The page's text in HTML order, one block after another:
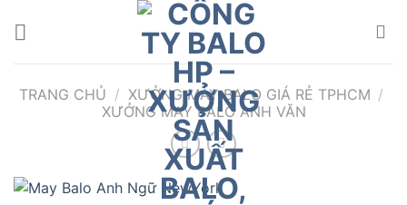
TRANG CHỦ / XƯỞNG MAY BALO GIÁ RẺ TPHCM /
XƯỞNG MAY BALO ANH VĂN